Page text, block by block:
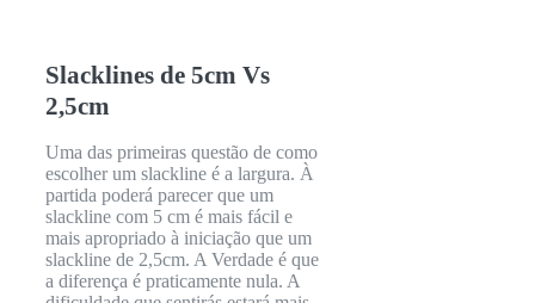
Slacklines de 5cm Vs
2,5cm
Uma das primeiras questão de como
escolher um slackline é a largura. À
partida poderá parecer que um
slackline com 5 cm é mais fácil e
mais apropriado à iniciação que um
slackline de 2,5cm. A Verdade é que
a diferença é praticamente nula. A